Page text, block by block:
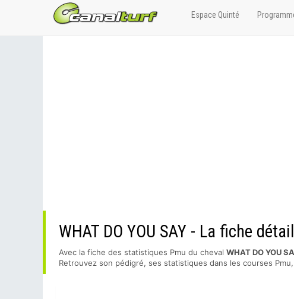
WHAT DO YOU SAY - La fiche
Avec la fiche des statistiques Pmu du cheval WHAT DO YOU
Retrouvez son pédigré, ses statistiques dans les courses
Espace Quinté